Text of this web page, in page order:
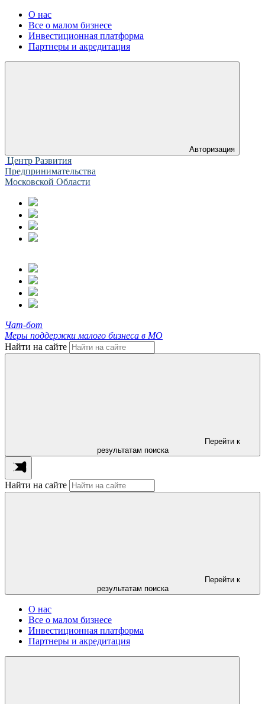
О нас
Все о малом бизнесе
Инвестиционная платформа
Партнеры и акредитация
Авторизация
Центр Развития
Предпринимательства
Московской Области
Чат-бот
Меры поддержки малого бизнеса в МО
Найти на сайте
Перейти к
результатам поиска
Найти на сайте
Перейти к
результатам поиска
О нас
Все о малом бизнесе
Инвестиционная платформа
Партнеры и акредитация